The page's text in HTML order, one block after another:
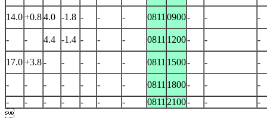
14.0+0.84.0 -1.8 - - - 0811 0900- - -
- - 4.4 -1.4 - - - 0811 1200- - -
17.0+3.8- - - - - 0811 1500- - -
- - - - - - - 0811 1800- -
-
-
- - - - - - 0811 2100- -
-
